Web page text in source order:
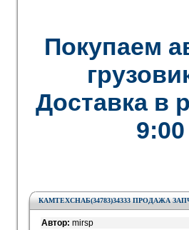
Покупаем
Доставка в
КАМТЕХСНАБ(34783)34333 ПРОДАЖА
Автор: mirsp